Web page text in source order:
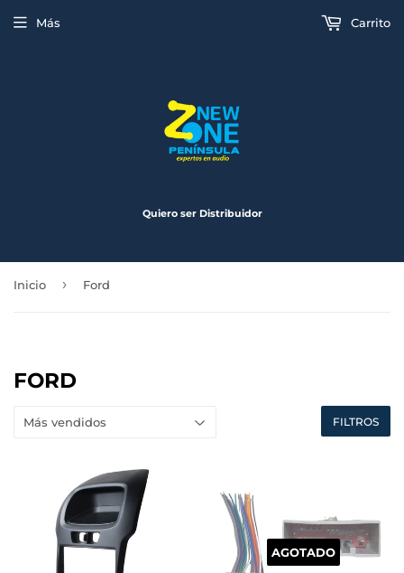
Quiero ser Distribuidor
Más Carrito
Inicio › Ford
FORD
FILTROS
AGOTADO